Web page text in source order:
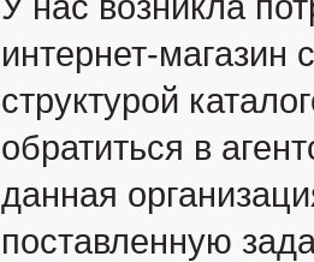
интернет-
структурой
обратиться в
данная
поставленную